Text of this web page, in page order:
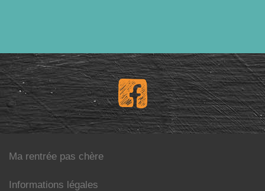
Ma rentrée pas chère
Informations légales